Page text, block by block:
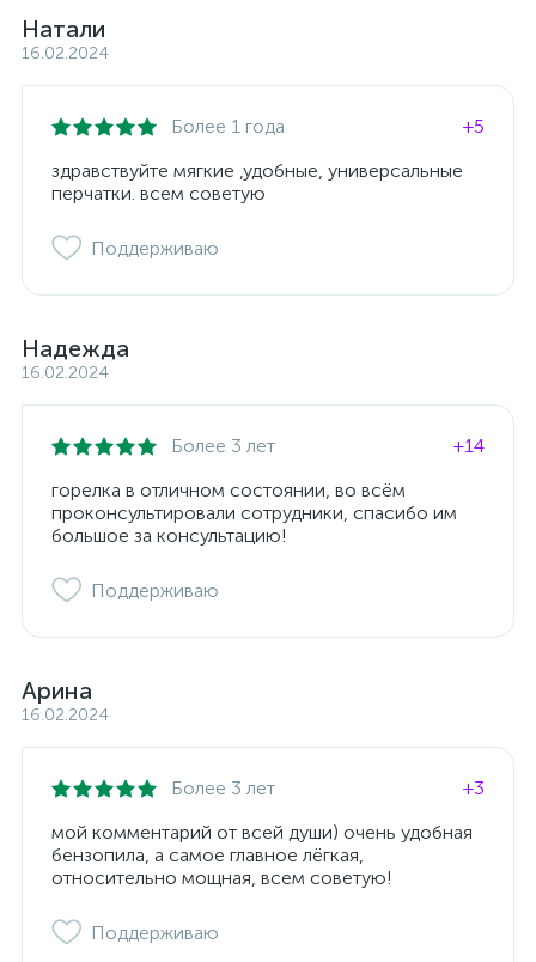
Натали
16.02.2024
Более 1 года
+5
здравствуйте мягкие ,удобные, универсальные
перчатки. всем советую
Поддерживаю
Надежда
16.02.2024
Более 3 лет
+14
горелка в отличном состоянии, во всём
проконсультировали сотрудники, спасибо им
большое за консультацию!
Поддерживаю
Арина
16.02.2024
Более 3 лет
+3
мой комментарий от всей души) очень удобная
бензопила, а самое главное лёгкая,
относительно мощная, всем советую!
Поддерживаю